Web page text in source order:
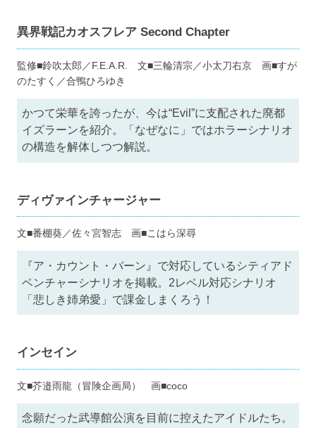
異界戦記カオスフレア Second Chapter
監修■鈴吹太郎／F.E.A.R. 文■三輪清宗／小太刀右京 画■すが
のたすく／合鴨ひろゆき
かつて栄華を誇ったが、今は“Evil”に支配された廃都
イズラーンを紹介。「なぜなに」ではホラーシナリオ
の構造を解体しつつ解説。
ディヴァインチャージャー
文■番棚葵／佐々宮智志 画■こはら深尋
『ア・カウント・バーン』で対応しているシティアド
ベンチャーシナリオを掲載。2レベル対応シナリオ
「悲しき姉弟愛」で課金しまくろう！
インセイン
文■芥邉雨龍（冒険企画局） 画■coco
念願だった武導館公演を目前に控えたアイドルたち。